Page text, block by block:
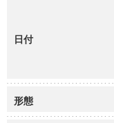
日付
形態